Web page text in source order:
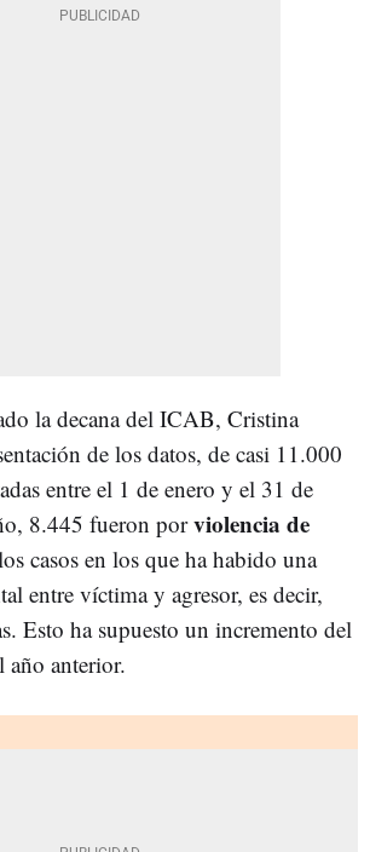
la decana del ICAB, Cristina
de los datos, de casi 11.000
entre el 1 de enero y el 31 de
8.445 fueron porviolencia de
casos en los que ha habido una
entre víctima y agresor, es decir,
Esto ha supuesto un incremento del
año anterior.